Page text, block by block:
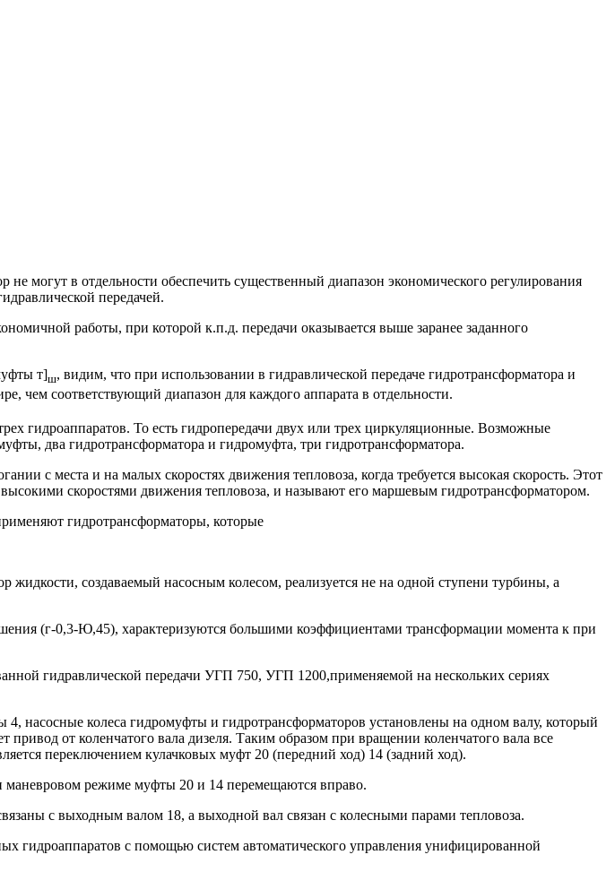
могут в отдельности обеспечить существенный диапазон экономического регулирования
передачей.
работы, при которой к.п.д. передачи оказывается выше заранее заданного
т]ш, видим, что при использовании в гидравлической передаче гидротрансформатора и
чем соответствующий диапазон для каждого аппарата в отдельности.
гидроаппаратов. То есть гидропередачи двух или трех циркуляционные. Возможные
два гидротрансформатора и гидромуфта, три гидротрансформатора.
с места и на малых скоростях движения тепловоза, когда требуется высокая скорость. Этот
скоростями движения тепловоза, и называют его маршевым гидротрансформатором.
гидротрансформаторы, которые
создаваемый насосным колесом, реализуется не на одной ступени турбины, а
(г-0,3-Ю,45), характеризуются большими коэффициентами трансформации момента к при
гидравлической передачи УГП 750, УГП 1200,применяемой на нескольких сериях
насосные колеса гидромуфты и гидротрансформаторов установлены на одном валу, который
от коленчатого вала дизеля. Таким образом при вращении коленчатого вала все
переключением кулачковых муфт 20 (передний ход) 14 (задний ход).
маневровом режиме муфты 20 и 14 перемещаются вправо.
с выходным валом 18, а выходной вал связан с колесными парами тепловоза.
гидроаппаратов с помощью систем автоматического управления унифицированной